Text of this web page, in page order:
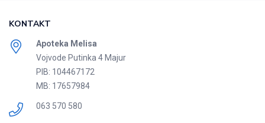
KONTAKT
Apoteka Melisa
Vojvode Putinka 4 Majur
PIB: 104467172
MB: 17657984
063 570 580